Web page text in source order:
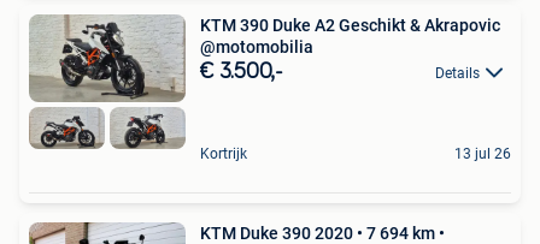
KTM 390 Duke A2 Geschikt & Akrapovic
@motomobilia
€ 3.500,- Details
Kortrijk 13 jul 26
KTM Duke 390 2020 • 7 694 km •